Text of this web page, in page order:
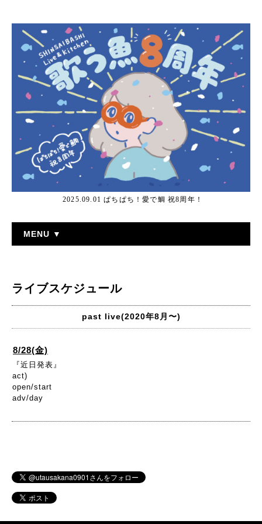
2025.09.01 ぱちぱち！愛で鯛 祝8周年！
MENU ▼
ライブスケジュール
past live(2020年8月〜)
8/28(金)
『近日発表』
act)
open/start
adv/day